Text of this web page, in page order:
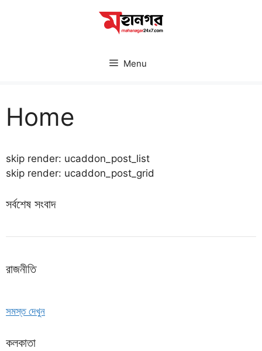
Menu
Home
skip render: ucaddon_post_list
skip render: ucaddon_post_grid
সর্বশেষ সংবাদ
রাজনীতি
সমস্ত দেখুন
কলকাতা